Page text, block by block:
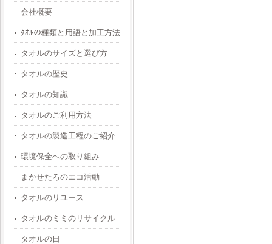
会社概要
ﾀｵﾙの種類と用語と加工方法
タオルのサイズと選び方
タオルの歴史
タオルの知識
タオルのご利用方法
タオルの製造工程のご紹介
環境保全への取り組み
まかせたろのエコ活動
タオルのリユース
タオルのミミのリサイクル
タオルの日